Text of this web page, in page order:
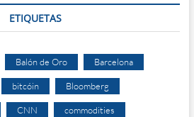
ETIQUETAS
Balón de Oro Barcelona
bitcóin Bloomberg
CNN commodities